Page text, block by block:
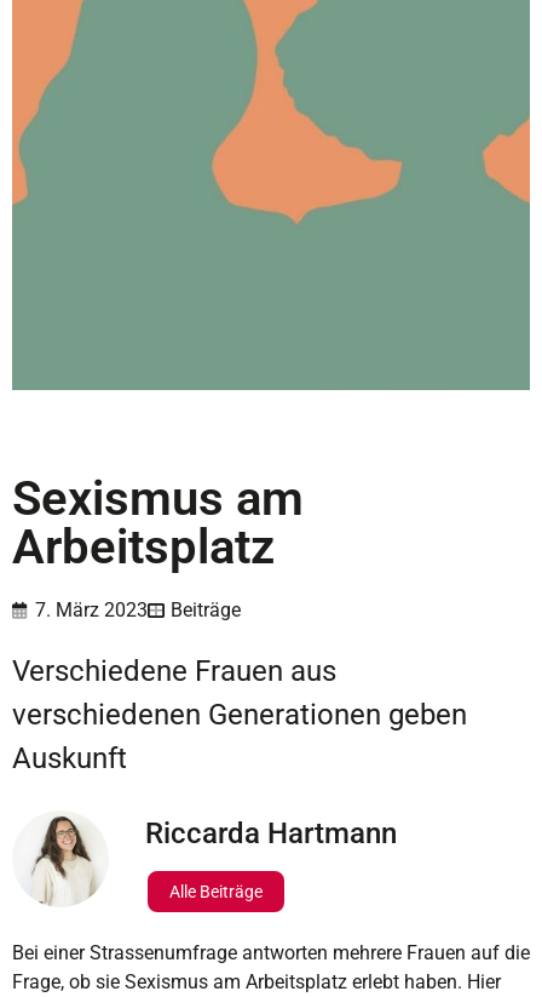
Sexismus am
Arbeitsplatz
7. März 2023 Beiträge
Verschiedene Frauen aus
verschiedenen Generationen geben
Auskunft
Riccarda Hartmann
Alle Beiträge
Bei einer Strassenumfrage antworten mehrere Frauen auf die
Frage, ob sie Sexismus am Arbeitsplatz erlebt haben. Hier